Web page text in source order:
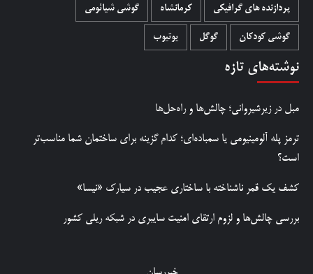
پردازنده های گرافیکی کرمانشاه گوشی شیائومی
گوشی کودکان گوگل یوتیوب
نوشته‌های تازه
مبل در زیرشیروانی؛ چالش‌ها و راه‌حل‌ها
ترمز پله آلومینیومی یا سمباده‌ای؛ کدام گزینه برای ساختمان شما مناسب‌تر
است؟
کشف یک قمر ناشناخته با ساختاری عجیب در سیارک «نیسا»
بررسی چالش‌ها و لزوم ارتقای امنیت سایبری در شبکه ریلی کشور